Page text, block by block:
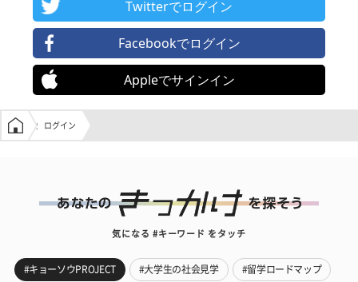
Twitterでログイン
Facebookでログイン
Appleでサインイン
学生の窓口トップ
ログイン
気になる #キーワード をタッチ
#キョーソウPROJECT #大学生の社会見学 #留学ロードマップ